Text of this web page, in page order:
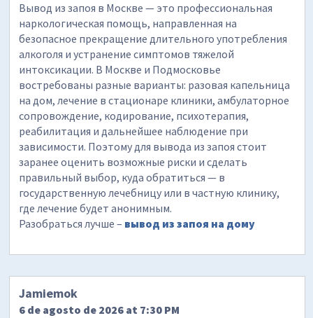
Вывод из запоя в Москве — это профессиональная
наркологическая помощь, направленная на
безопасное прекращение длительного употребления
алкоголя и устранение симптомов тяжелой
интоксикации. В Москве и Подмосковье
востребованы разные варианты: разовая капельница
на дом, лечение в стационаре клиники, амбулаторное
сопровождение, кодирование, психотерапия,
реабилитация и дальнейшее наблюдение при
зависимости. Поэтому для вывода из запоя стоит
заранее оценить возможные риски и сделать
правильный выбор, куда обратиться — в
государственную лечебницу или в частную клинику,
где лечение будет анонимным.
Разобраться лучше – вывод из запоя на дому
Jamiemok
6 de agosto de 2026 at 7:30 PM